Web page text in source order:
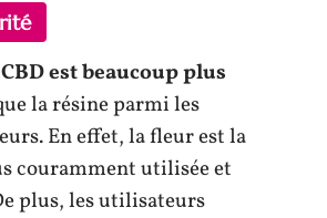
est beaucoup plus
la résine parmi les
En effet, la fleur est la
couramment utilisée et
plus, les utilisateurs